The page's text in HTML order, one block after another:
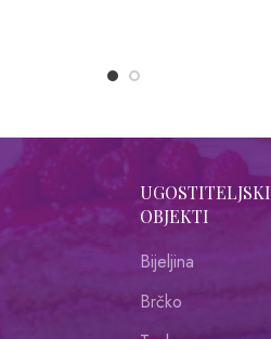
UGOSTITELJSKI
OBJEKTI
Bijeljina
Brčko